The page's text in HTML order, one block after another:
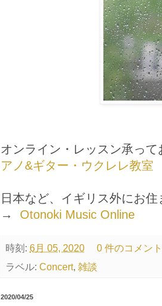
オンライン・レッスン承っ
アノ&ギター・ウクレレ教室
日本など、イギリス外にお
→ Otonoki Music Online
時刻: 6月 05, 2020
0 件のコメン
ラベル: Concert, 雑談
2020/04/25